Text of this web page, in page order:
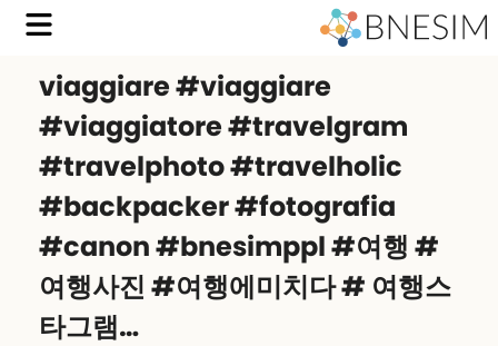
viaggiare #viaggiare
#viaggiatore #travelgram
#travelphoto #travelholic
#backpacker #fotografia
#canon #bnesimppl #여행 #
여행사진 #여행에미치다 # 여행스
타그램…